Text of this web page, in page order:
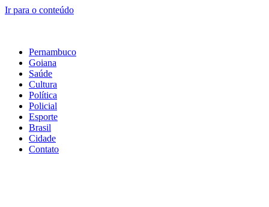
Ir para o conteúdo
Pernambuco
Goiana
Saúde
Cultura
Política
Policial
Esporte
Brasil
Cidade
Contato